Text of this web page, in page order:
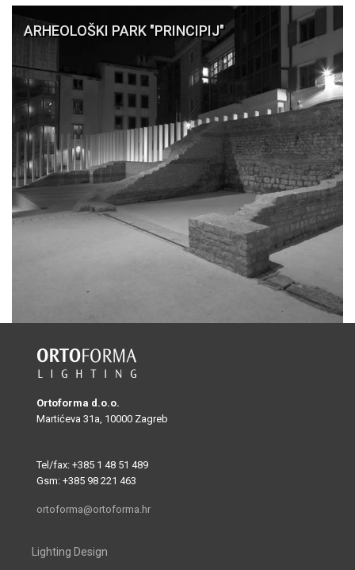
ARHEOLOŠKI PARK "PRINCIPIJ"
Ortoforma d.o.o.
Martićeva 31a, 10000 Zagreb
Tel/fax: +385 1 48 51 489
Gsm: +385 98 221 463
ortoforma@ortoforma.hr
Lighting Design